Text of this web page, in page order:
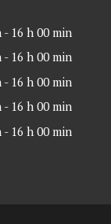
- 16 h 00 min
- 16 h 00 min
- 16 h 00 min
- 16 h 00 min
- 16 h 00 min